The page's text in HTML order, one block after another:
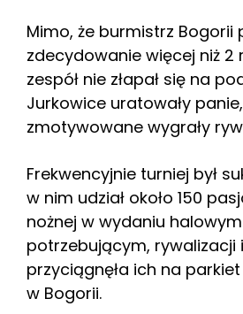
Mimo, że burmistrz Bogorii
zdecydowanie więcej niż 2
zespół nie złapał się na
Jurkowice uratowały
zmotywowane wygrały
Frekwencyjnie turniej był
w nim udział około 150
nożnej w wydaniu
potrzebującym, rywalizacji
przyciągnęła ich na
w Bogorii.